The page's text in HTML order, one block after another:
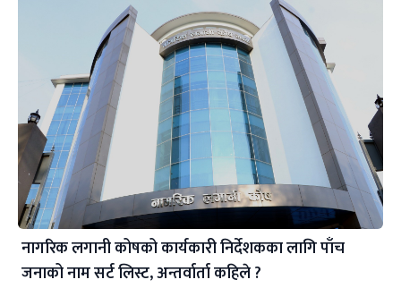
नागरिक लगानी कोषको कार्यकारी निर्देशकका लागि पाँच
जनाको नाम सर्ट लिस्ट, अन्तर्वार्ता कहिले ?